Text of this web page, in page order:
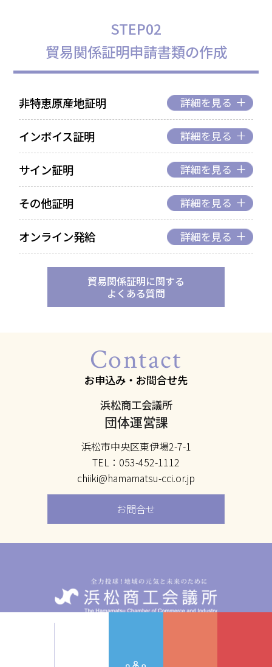
STEP02
貿易関係証明申請書類の作成
非特恵原産地証明
インボイス証明
サイン証明
その他証明
オンライン発給
貿易関係証明に関する
よくある質問
Contact
お申込み・お問合せ先
浜松商工会議所
団体運営課
浜松市中央区東伊場2-7-1
TEL：053-452-1112
chiiki@hamamatsu-cci.or.jp
お問合せ